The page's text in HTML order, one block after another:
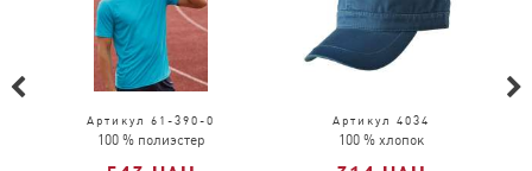
в другом размере.
Можно ли вернуть товар?
Пожалуйста, перейдите по ссылке и
ознакомитесь с условиями.
Артикул 61-390-0
100 % полиэстер
Артикул 4034
100 % хлопок